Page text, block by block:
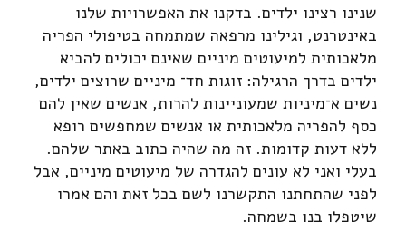
שנינו רצינו ילדים. בדקנו את האפשרויות שלנו
באינטרנט, וגילינו מרפאה שמתמחה בטיפולי הפריה
מלאכותית למיעוטים מיניים שאינם יכולים להביא
ילדים בדרך הרגילה: זוגות חד־ מיניים שרוצים ילדים,
נשים א־מיניות שמעוניינות להרות, אנשים שאין להם
כסף להפריה מלאכותית או אנשים שמחפשים רופא
ללא דעות קדומות. זה מה שהיה כתוב באתר שלהם.
בעלי ואני לא עונים להגדרה של מיעוטים מיניים, אבל
לפני שהתחתנו התקשרנו לשם בכל זאת והם אמרו
שיטפלו בנו בשמחה.